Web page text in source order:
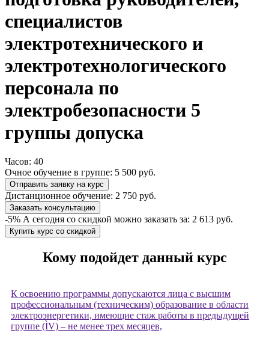
специалистов
электротехнического и
электротехнологического
персонала по
электробезопасности 5
группы допуска
Часов: 40
Очное обучение в группе: 5 500 руб.
Отправить заявку на курс
Дистанционное обучение: 2 750 руб.
Заказать консультацию
-5% А сегодня со скидкой можно заказать за: 2 613 руб.
Купить курс со скидкой
​Кому подойдет данный курс
К освоению программы допускаются лица с высшим
профессиональным (техническим) образование в области
электроэнергетики, имеющие стаж работы в предыдущей
группе (ÌV) – не менее трех месяцев,